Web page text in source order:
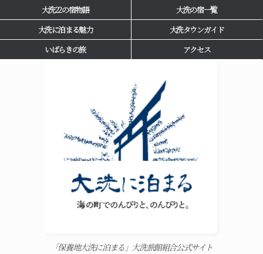
大洗22の宿物語
大洗の宿一覧
大洗に泊まる魅力
大洗タウンガイド
いばらきの旅
アクセス
「保養地大洗に泊まる」大洗旅館組合公式サイト